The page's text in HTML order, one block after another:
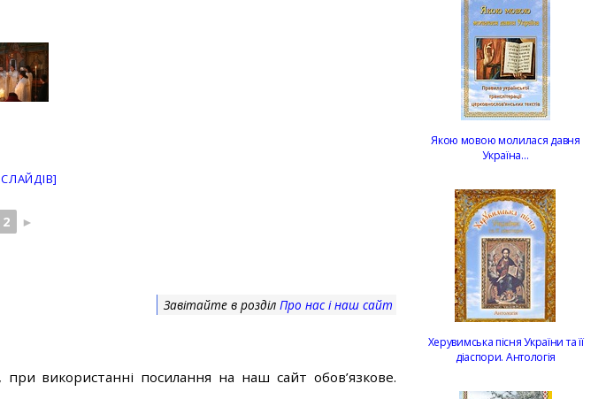
2 ►
Завітайте в розділ Про нас і наш сайт
при використанні посилання на наш сайт обов’язкове.
Якою мовою молилася давня
Україна…
Херувимська пісня України та її
діаспори. Антологія